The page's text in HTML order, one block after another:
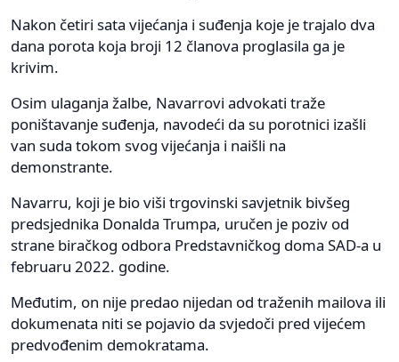
Nakon četiri sata vijećanja i suđenja koje je trajalo dva
dana porota koja broji 12 članova proglasila ga je
krivim.
Osim ulaganja žalbe, Navarrovi advokati traže
poništavanje suđenja, navodeći da su porotnici izašli
van suda tokom svog vijećanja i naišli na
demonstrante.
Navarru, koji je bio viši trgovinski savjetnik bivšeg
predsjednika Donalda Trumpa, uručen je poziv od
strane biračkog odbora Predstavničkog doma SAD-a u
februaru 2022. godine.
Međutim, on nije predao nijedan od traženih mailova ili
dokumenata niti se pojavio da svjedoči pred vijećem
predvođenim demokratama.